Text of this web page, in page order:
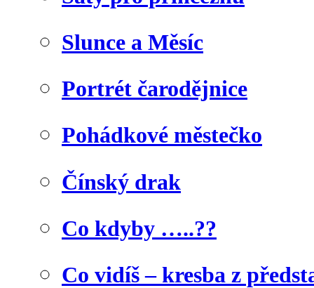
Slunce a Měsíc
Portrét čarodějnice
Pohádkové městečko
Čínský drak
Co kdyby …..??
Co vidíš – kresba z